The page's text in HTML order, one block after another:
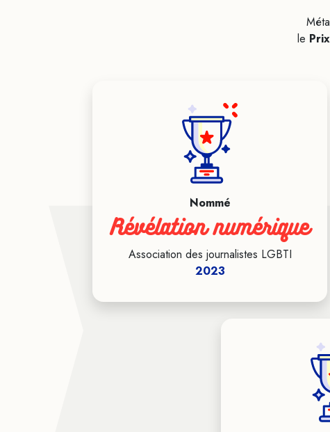
le
Nommé
Révélation numérique
Association des journalistes LGBTI
2023